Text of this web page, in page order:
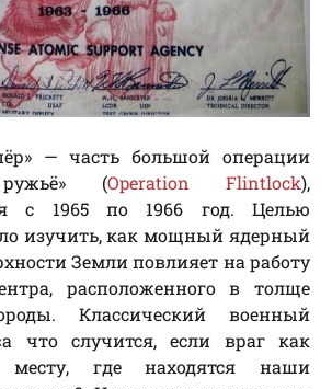
— часть большой операции
ружьё» (Operation Flintlock),
с 1965 по 1966 год. Целью
изучить, как мощный ядерный
Земли повлияет на работу
расположенного в толще
Классический военный
что случится, если враг как
месту, где находятся наши